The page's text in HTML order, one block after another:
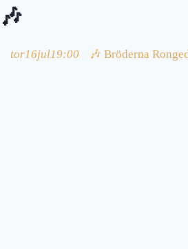
🎶
tor16jul19:00 🎶 Bröderna